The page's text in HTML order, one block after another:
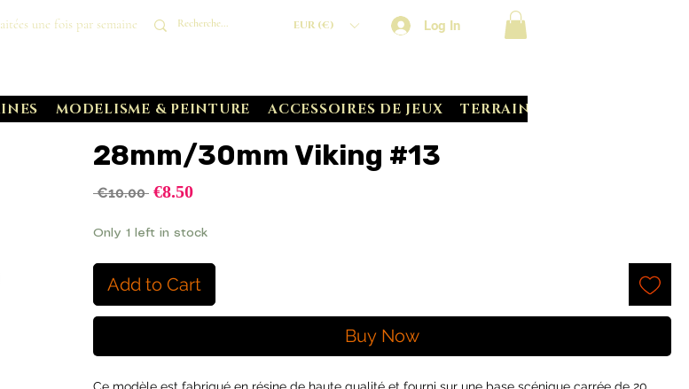
une fois par semaine
EUR (€) Log In
MODELISME & PEINTURE ACCESSOIRES DE JEUX TERRAIN CRATE
28mm/30mm Viking #13
€10.00 Regular
€8.50Sale
Only 1 left in stock
Add to Cart
Buy Now